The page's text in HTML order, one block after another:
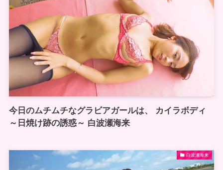
今日のムチムチなグラビアガールは、 カイラボディ
～日焼け跡の誘惑～ 白波瀬海来
白波瀬海来